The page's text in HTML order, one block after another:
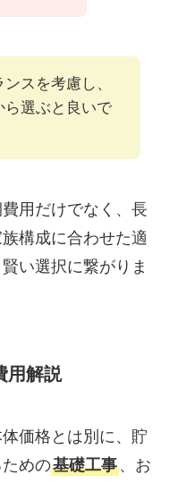
スを考慮し、
ら選ぶと良いで
用だけでなく、長
構成に合わせた適
い選択に繋がりま
用解説
価格とは別に、貯
めの基礎工事、お